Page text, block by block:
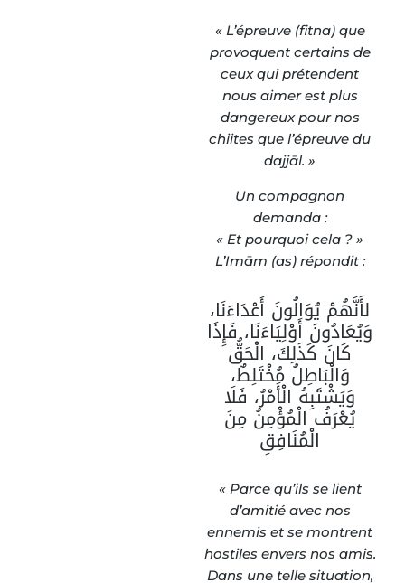
« L’épreuve (fitna) que
provoquent certains de
ceux qui prétendent
nous aimer est plus
dangereux pour nos
chiites que l’épreuve du
dajjāl. »
Un compagnon
demanda :
« Et pourquoi cela ? »
L’Imām (as) répondit :
لأَنَّهُمْ يُوَالُونَ أَعْدَاءَنَا،
وَيُعَادُونَ أَوْلِيَاءَنَا، فَإِذَا
كَانَ كَذَلِكَ، الْحَقُّ
وَالْبَاطِلُ مُخْتَلِطٌ،
وَيَشْتَبِهُ الْأَمْرُ، فَلَا
يُعْرَفُ الْمُؤْمِنُ مِنَ
الْمُنَافِقِ
« Parce qu’ils se lient
d’amitié avec nos
ennemis et se montrent
hostiles envers nos amis.
Dans une telle situation,